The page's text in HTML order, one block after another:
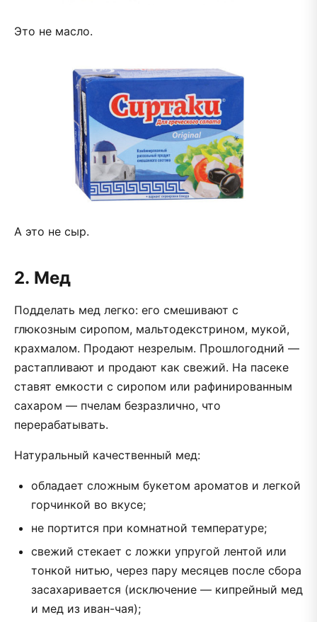
Это не масло.
А это не сыр.
2. Мед
Подделать мед легко: его смешивают с
глюкозным сиропом, мальтодекстрином, мукой,
крахмалом. Продают незрелым. Прошлогодний —
растапливают и продают как свежий. На пасеке
ставят емкости с сиропом или рафинированным
сахаром — пчелам безразлично, что
перерабатывать.
Натуральный качественный мед:
обладает сложным букетом ароматов и легкой
горчинкой во вкусе;
не портится при комнатной температуре;
свежий стекает с ложки упругой лентой или
тонкой нитью, через пару месяцев после сбора
засахаривается (исключение — кипрейный мед
и мед из иван-чая);